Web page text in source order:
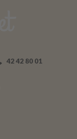
42 42 80 01